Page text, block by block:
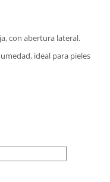
con abertura lateral.
ideal para pieles